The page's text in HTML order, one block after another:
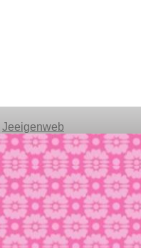
Jeeigenweb